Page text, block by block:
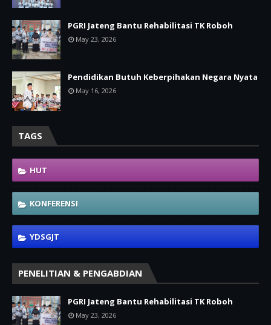
PGRI Jateng Bantu Rehabilitasi TK Roboh
May 23, 2026
Pendidikan Butuh Keberpihakan Negara Nyata
May 16, 2026
TAGS
HUT
KONFERENSI
YDSGJT
PENELITIAN & PENGABDIAN
PGRI Jateng Bantu Rehabilitasi TK Roboh
May 23, 2026